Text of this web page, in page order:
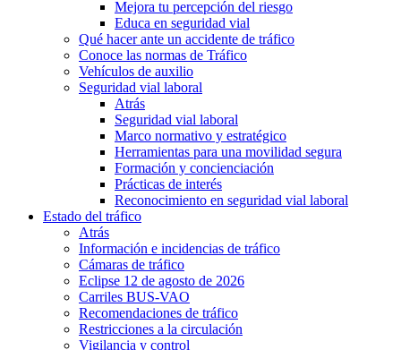
Mejora tu percepción del riesgo
Educa en seguridad vial
Qué hacer ante un accidente de tráfico
Conoce las normas de Tráfico
Vehículos de auxilio
Seguridad vial laboral
Atrás
Seguridad vial laboral
Marco normativo y estratégico
Herramientas para una movilidad segura
Formación y concienciación
Prácticas de interés
Reconocimiento en seguridad vial laboral
Estado del tráfico
Atrás
Información e incidencias de tráfico
Cámaras de tráfico
Eclipse 12 de agosto de 2026
Carriles BUS-VAO
Recomendaciones de tráfico
Restricciones a la circulación
Vigilancia y control